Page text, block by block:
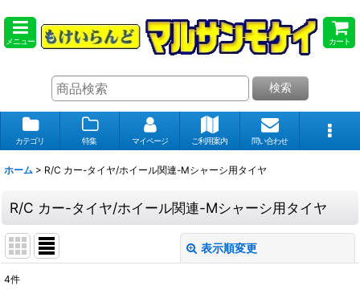
メニュー カート
検索
カテゴリ 特集 マイページ ご利用案内 問い合わせ
ホーム > R/C カー-タイヤ/ホイール関連-Mシャーシ用タイヤ
R/C カー-タイヤ/ホイール関連-Mシャーシ用タイヤ
表示順変更
4件